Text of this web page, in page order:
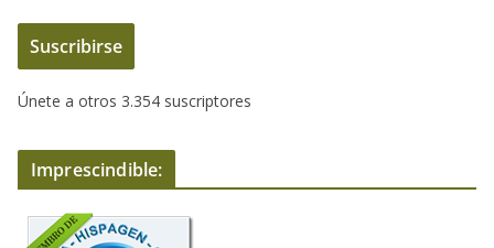
e
c
i
n
d
Suscribirse
Únete a otros 3.354 suscriptores
Imprescindible: